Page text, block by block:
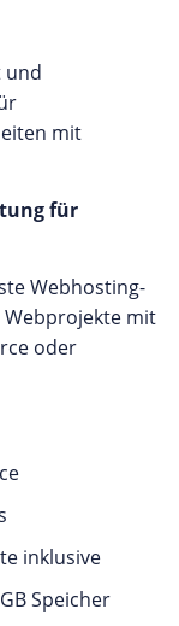
und
mit
für
Webhosting-
Webprojekte mit
oder
inklusive
Speicher